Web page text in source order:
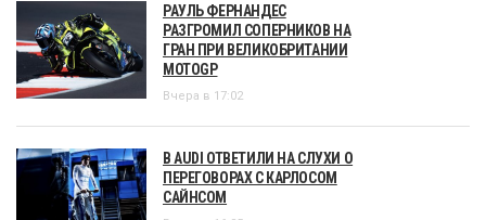
РАУЛЬ ФЕРНАНДЕС
РАЗГРОМИЛ СОПЕРНИКОВ НА
ГРАН ПРИ ВЕЛИКОБРИТАНИИ
MOTOGP
Вчера в 17:02
В AUDI ОТВЕТИЛИ НА СЛУХИ О
ПЕРЕГОВОРАХ С КАРЛОСОМ
САЙНСОМ